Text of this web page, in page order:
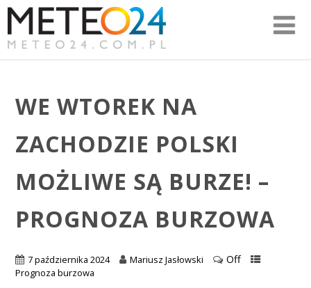
WE WTOREK NA
ZACHODZIE POLSKI
MOŻLIWE SĄ BURZE! –
PROGNOZA BURZOWA
7 października 2024 Mariusz Jasłowski Off
Prognoza burzowa